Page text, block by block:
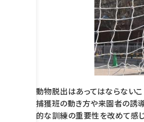
動物脱出はあってはならない
捕獲班の動き方や来園者の誘
的な訓練の重要性を改めて感